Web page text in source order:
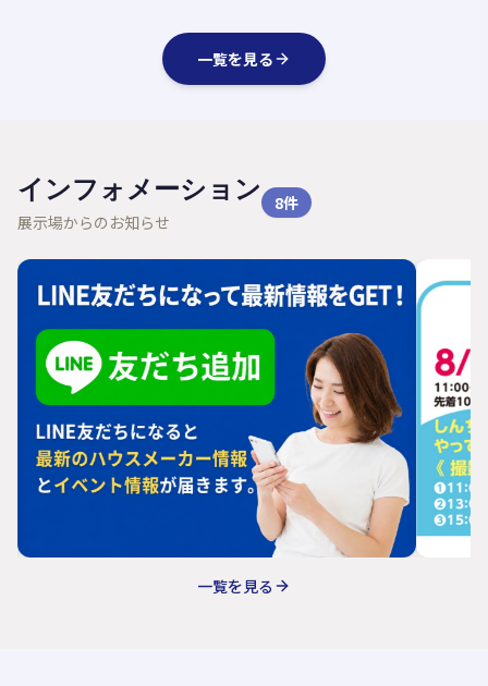
一覧を見る
インフォメーション
展示場からのお知らせ
8件
一覧を見る